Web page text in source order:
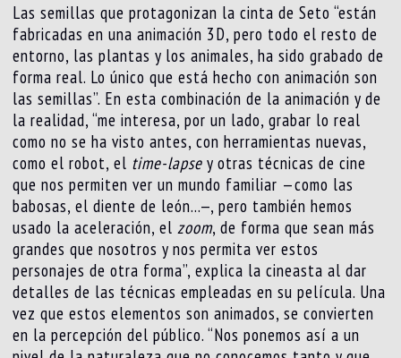
Las semillas que protagonizan la cinta de Seto “están
fabricadas en una animación 3D, pero todo el resto de
entorno, las plantas y los animales, ha sido grabado de
forma real. Lo único que está hecho con animación son
las semillas”. En esta combinación de la animación y de
la realidad, “me interesa, por un lado, grabar lo real
como no se ha visto antes, con herramientas nuevas,
como el robot, el time-lapse y otras técnicas de cine
que nos permiten ver un mundo familiar —como las
babosas, el diente de león…—, pero también hemos
usado la aceleración, el zoom, de forma que sean más
grandes que nosotros y nos permita ver estos
personajes de otra forma”, explica la cineasta al dar
detalles de las técnicas empleadas en su película. Una
vez que estos elementos son animados, se convierten
en la percepción del público. “Nos ponemos así a un